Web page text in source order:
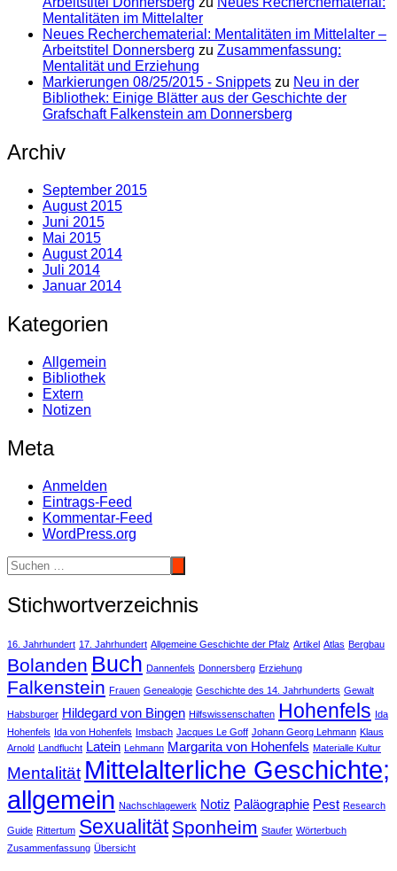
Mentalitäten im Mittelalter
Neues Recherchematerial: Mentalitäten im Mittelalter –
Arbeitstitel Donnersberg zu Zusammenfassung:
Mentalität und Erziehung
Markierungen 08/25/2015 - Snippets zu Neu in der
Bibliothek: Einige Blätter aus der Geschichte der
Grafschaft Falkenstein am Donnersberg
Archiv
September 2015
August 2015
Juni 2015
Mai 2015
August 2014
Juli 2014
Januar 2014
Kategorien
Allgemein
Bibliothek
Extern
Notizen
Meta
Anmelden
Eintrags-Feed
Kommentar-Feed
WordPress.org
Stichwortverzeichnis
16. Jahrhundert 17. Jahrhundert Allgemeine Geschichte der Pfalz Artikel Atlas Bergbau
Bolanden Buch Dannenfels Donnersberg Erziehung
Falkenstein Frauen Genealogie Geschichte des 14. Jahrhunderts Gewalt
Habsburger Hildegard von Bingen Hilfswissenschaften Hohenfels Ida
Hohenfels Ida von Hohenfels Imsbach Jacques Le Goff Johann Georg Lehmann Klaus
Arnold Landflucht Latein Lehmann Margarita von Hohenfels Materialle Kultur
Mentalität Mittelalterliche Geschichte;
allgemein Nachschlagewerk Notiz Paläographie Pest Research
Guide Rittertum Sexualität Sponheim Staufer Wörterbuch
Zusammenfassung Übersicht